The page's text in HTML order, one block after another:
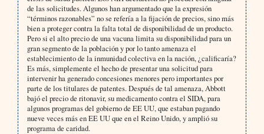
de las solicitudes. Algunos han argumentado que la expresión
“términos razonables” no se refería a la fijación de precios, sino más
bien a proteger contra la falta total de disponibilidad de un producto.
Pero si el alto precio de una vacuna limita su disponibilidad para un
gran segmento de la población y por lo tanto amenaza el
establecimiento de la inmunidad colectiva en la nación, ¿calificaría?
Es más, simplemente el hecho de presentar una solicitud para
intervenir ha generado concesiones menores pero importantes por
parte de los titulares de patentes. Después de tal amenaza, Abbott
bajó el precio de ritonavir, su medicamento contra el SIDA, para
algunos programas del gobierno de EE UU, que estaban pagando
nueve veces más en EE UU que en el Reino Unido, y amplió su
programa de caridad.